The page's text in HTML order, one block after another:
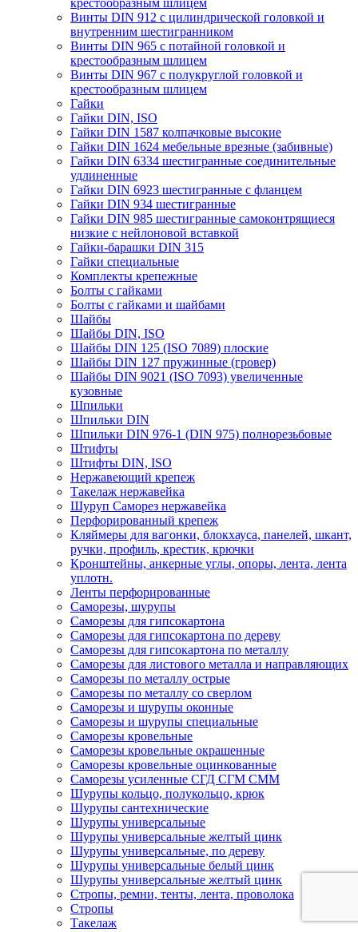
крестообразным шлицем
Винты DIN 912 с цилиндрической головкой и
внутренним шестигранником
Винты DIN 965 с потайной головкой и
крестообразным шлицем
Винты DIN 967 с полукруглой головкой и
крестообразным шлицем
Гайки
Гайки DIN, ISO
Гайки DIN 1587 колпачковые высокие
Гайки DIN 1624 мебельные врезные (забивные)
Гайки DIN 6334 шестигранные соединительные
удлиненные
Гайки DIN 6923 шестигранные с фланцем
Гайки DIN 934 шестигранные
Гайки DIN 985 шестигранные самоконтрящиеся
низкие с нейлоновой вставкой
Гайки-барашки DIN 315
Гайки специальные
Комплекты крепежные
Болты с гайками
Болты с гайками и шайбами
Шайбы
Шайбы DIN, ISO
Шайбы DIN 125 (ISO 7089) плоские
Шайбы DIN 127 пружинные (гровер)
Шайбы DIN 9021 (ISO 7093) увеличенные
кузовные
Шпильки
Шпильки DIN
Шпильки DIN 976-1 (DIN 975) полнорезьбовые
Штифты
Штифты DIN, ISO
Нержавеющий крепеж
Такелаж нержавейка
Шуруп Саморез нержавейка
Перфорированный крепеж
Кляймеры для вагонки, блокхауса, панелей, шкант,
ручки, профиль, крестик, крючки
Кронштейны, анкерные углы, опоры, лента, лента
уплотн.
Ленты перфорированные
Саморезы, шурупы
Саморезы для гипсокартона
Саморезы для гипсокартона по дереву
Саморезы для гипсокартона по металлу
Саморезы для листового металла и направляющих
Саморезы по металлу острые
Саморезы по металлу со сверлом
Саморезы и шурупы оконные
Саморезы и шурупы специальные
Саморезы кровельные
Саморезы кровельные окрашенные
Саморезы кровельные оцинкованные
Саморезы усиленные СГД СГМ СММ
Шурупы кольцо, полукольцо, крюк
Шурупы сантехнические
Шурупы универсальные
Шурупы универсальные желтый цинк
Шурупы универсальные, по дереву
Шурупы универсальные белый цинк
Шурупы универсальные желтый цинк
Стропы, ремни, тенты, лента, проволока
Стропы
Такелаж